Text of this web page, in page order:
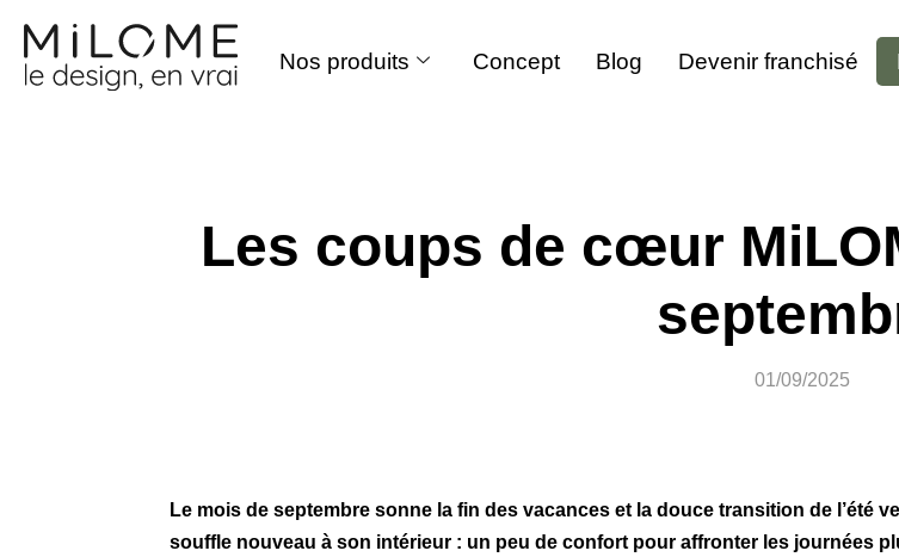
Aller
Nos produits Concept Blog Devenir franchisé
Les coups de cœur
01/09/2025
Le mois de septembre sonne la fin des vacances et la douce transition de l’été
souffle nouveau à son intérieur : un peu de confort pour affronter les journées